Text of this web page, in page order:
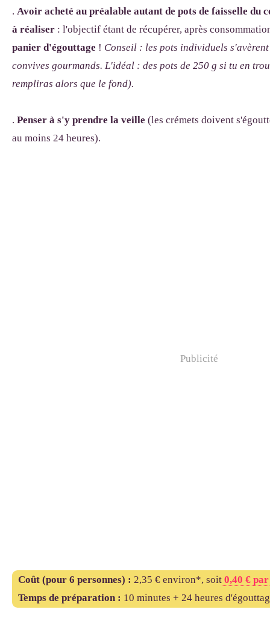
. Avoir acheté au préalable autant de pots de faisselle du
à réaliser : l'objectif étant de récupérer, après
panier d'égouttage ! Conseil : les pots individuels
convives gourmands. L'idéal : des pots de 250 g si tu en
rempliras alors que le fond).
. Penser à s'y prendre la veille (les crémets doivent
au moins 24 heures).
Publicité
Coût (pour 6 personnes) : 2,35 € environ*, soit 0,40 €
Temps de préparation : 10 minutes + 24 heures